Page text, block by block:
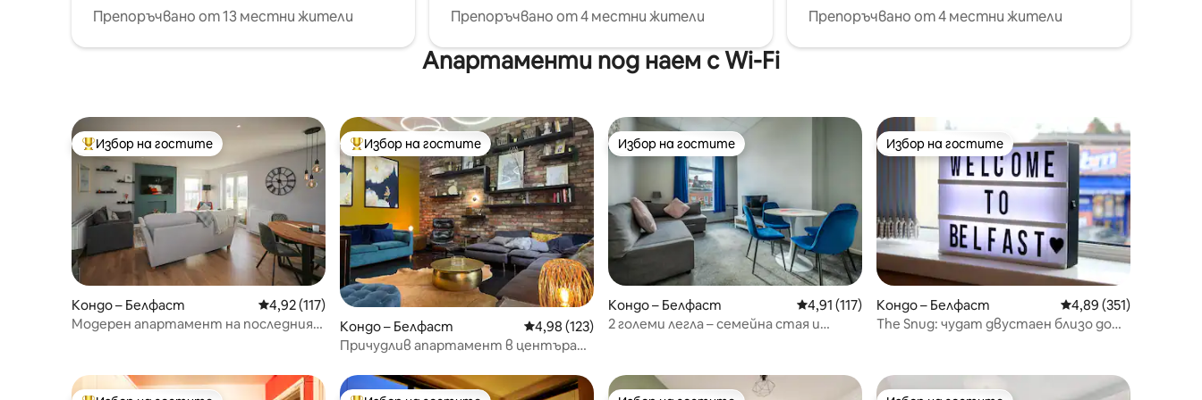
Препоръчвано от 13 местни жители
Препоръчвано от 4 местни жители
Препоръчвано от 4 местни жители
Апартаменти под наем с Wi-Fi
Най-популярен избор на гостите
Избор на гостите
Кондо – Белфаст Средна оценка: 4,92 от 5, 117 отзива
4,92 (117)
Модерен апартамент на последния
Най-популярен избор на гостите
Избор на гостите
Кондо – Белфаст Средна оценка: 4,98 от 5, 123 отзива
4,98 (123)
Причудлив апартамент в центъра
Избор на гостите
Избор на гостите
Кондо – Белфаст Средна оценка: 4,91 от 5, 117 отзива
4,91 (117)
2 големи легла – семейна стая и
Избор на гостите
Избор на гостите
Кондо – Белфаст Средна оценка: 4,89
4,89 (351)
The Snug: чудат двустаен близо до